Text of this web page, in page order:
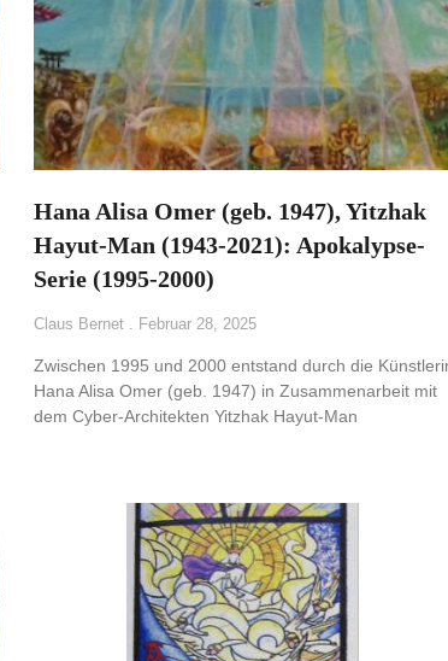
Hana Alisa Omer (geb. 1947), Yitzhak
Hayut-Man (1943-2021): Apokalypse-
Serie (1995-2000)
Claus Bernet Februar 28, 2025
Zwischen 1995 und 2000 entstand durch die
Hana Alisa Omer (geb. 1947) in Zusammenarbeit mit
dem Cyber-Architekten Yitzhak Hayut-Man